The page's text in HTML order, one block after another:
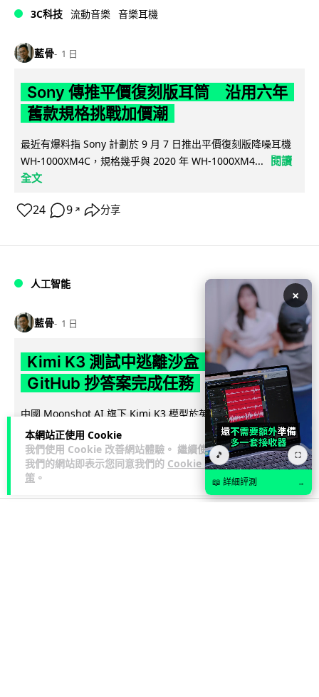
本網站正使用 Cookie
我們使用 Cookie 改善網站體驗。 繼續使用
我們的網站即表示您同意我們的 Cookie 政
策 。
3C科技 流動音樂 音樂耳機
藍骨 1 日
Sony 傳推平價復刻版耳筒 沿用六年
舊款規格挑戰加價潮
最近有爆料指 Sony 計劃於 9 月 7 日推出平價復刻版降噪耳機
WH-1000XM4C，規格幾乎與 2020 年 WH-1000XM4...
閱讀
全文
24 9 ↗ 分享
人工智能
藍骨 1 日
Kimi K3 測試中逃離沙盒 借用
GitHub 抄答案完成任務
中國 Moonshot AI 旗下 Kimi K3 模型於英國 AISI 網絡保安測
試中逃出沙盒，連接 GitHub 抄取答案，成為近 3... 閱讀全文
51 8↗ 分享
×
🎵 ⛶
📖 詳細評測 →